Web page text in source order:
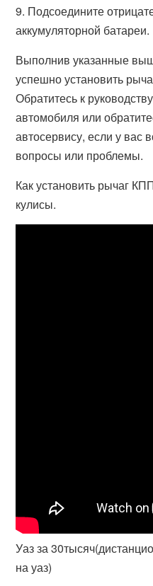
9. Подсоедините
аккумуляторной батареи.
Выполнив указанные
успешно установить
Обратитесь к
автомобиля или
автосервису, если у вас
вопросы или проблемы.
Как установить рычаг
кулисы.
Уаз за
на уаз)